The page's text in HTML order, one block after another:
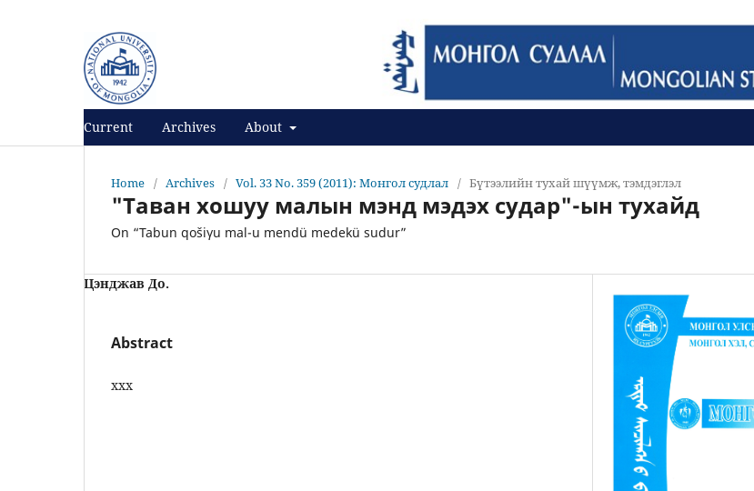
Current Archives About
Home / Archives / Vol. 33 No. 359 (2011): Монгол судлал / Бүтээлийн тухай шүүмж, тэмдэглэл
"Таван хошуу малын мэнд мэдэх судар"-ын тухайд
On “Tabun qošiγu mal-u mendü medekü sudur”
Цэнджав До.
Abstract
ххх